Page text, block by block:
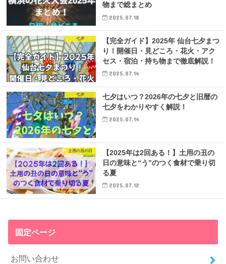
物まで総まとめ
2025.07.18
七夕
【完全ガイド】2025年 仙台七夕まつ
り！開催日・見どころ・花火・アク
セス・宿泊・持ち物まで徹底解説！
2025.07.14
七夕
七夕はいつ？2026年の七夕と旧暦の
七夕をわかりやすく解説！
2025.07.14
土用の丑の日
【2025年は2回ある！】土用の丑の
日の意味と“う”のつく食材で乗り切
る夏
2025.07.12
固定ページ
お問い合わせ